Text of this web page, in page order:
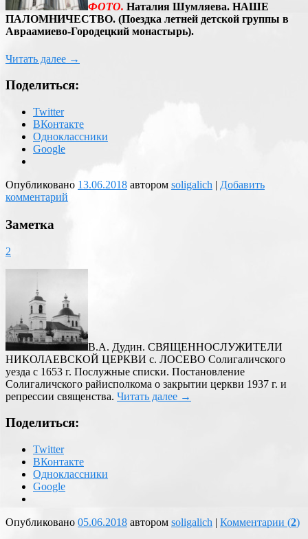
ФОТО. Наталия Шумляева. НАШЕ
ПАЛОМНИЧЕСТВО. (Поездка летней детской группы в
Авраамиево-Городецкий монастырь).
Читать далее →
Поделиться:
Twitter
ВКонтакте
Одноклассники
Google
Опубликовано 13.06.2018 автором soligalich | Добавить
комментарий
Заметка
2
В.А. Дудин. СВЯЩЕННОСЛУЖИТЕЛИ
НИКОЛАЕВСКОЙ ЦЕРКВИ с. ЛОСЕВО Солигаличского
уезда с 1653 г. Послужные списки. Постановление
Солигаличского райисполкома о закрытии церкви 1937 г. и
репрессии священства. Читать далее →
Поделиться:
Twitter
ВКонтакте
Одноклассники
Google
Опубликовано 05.06.2018 автором soligalich | Комментарии (2)